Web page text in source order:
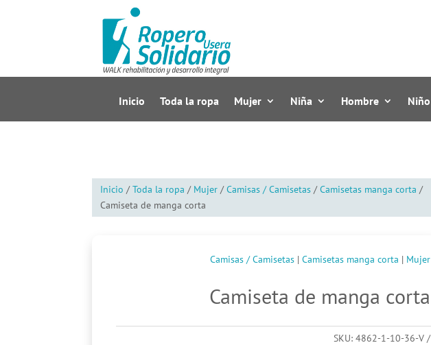
Inicio Toda la ropa Mujer Niña Hombre Niño
Inicio /Toda la ropa / Mujer /Camisas / Camisetas /Camisetas manga corta /
Camiseta de manga corta
Camisas / Camisetas |Camisetas manga corta | Mujer
Camiseta de manga corta
SKU:4862-1-10-36-V